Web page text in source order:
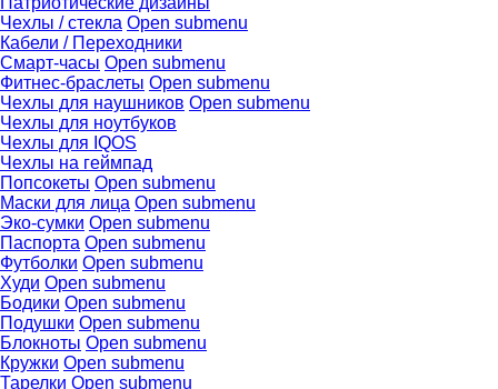
Чехлы / стекла Open submenu
Кабели / Переходники
Смарт-часы Open submenu
Фитнес-браслеты Open submenu
Чехлы для наушников Open submenu
Чехлы для ноутбуков
Чехлы для IQOS
Чехлы на геймпад
Попсокеты Open submenu
Маски для лица Open submenu
Эко-сумки Open submenu
Паспорта Open submenu
Футболки Open submenu
Худи Open submenu
Бодики Open submenu
Подушки Open submenu
Блокноты Open submenu
Кружки Open submenu
Тарелки Open submenu